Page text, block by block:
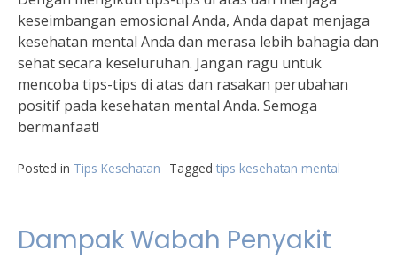
keseimbangan emosional Anda, Anda dapat menjaga
kesehatan mental Anda dan merasa lebih bahagia dan
sehat secara keseluruhan. Jangan ragu untuk
mencoba tips-tips di atas dan rasakan perubahan
positif pada kesehatan mental Anda. Semoga
bermanfaat!
Posted in Tips Kesehatan Tagged tips kesehatan mental
Dampak Wabah Penyakit